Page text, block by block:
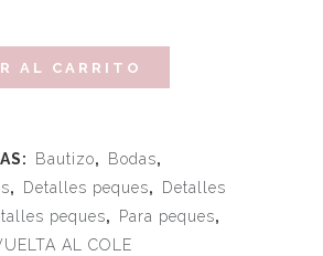
AL CARRITO
Bautizo, Bodas,
, Detalles peques,
Detalles
peques, Para peques,
AL COLE